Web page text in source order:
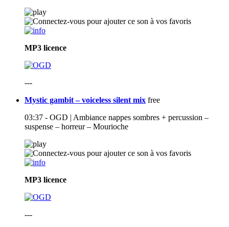
MP3 licence
---
Mystic gambit – voiceless silent mix free
03:37 - OGD | Ambiance nappes sombres + percussion –
suspense – horreur – Mourioche
MP3 licence
---